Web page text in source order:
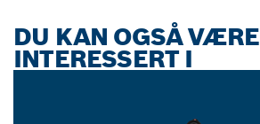
DU KAN OGSÅ VÆRE
INTERESSERT I